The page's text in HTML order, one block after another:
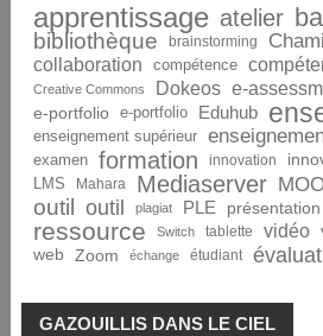
apprentissage atelier
bibliothèque brainstorming
collaboration compétence
Creative Commons Dokeos e-
e-portfolio e-portfolio Eduhub
enseignement supérieur
examen formation innovation
LMS Mahara Mediaserver
outil outil plagiat PLE présentation
ressource
Switch tablette vidéo
web
Zoom échange étudiant
GAZOUILLIS DANS LE CIEL